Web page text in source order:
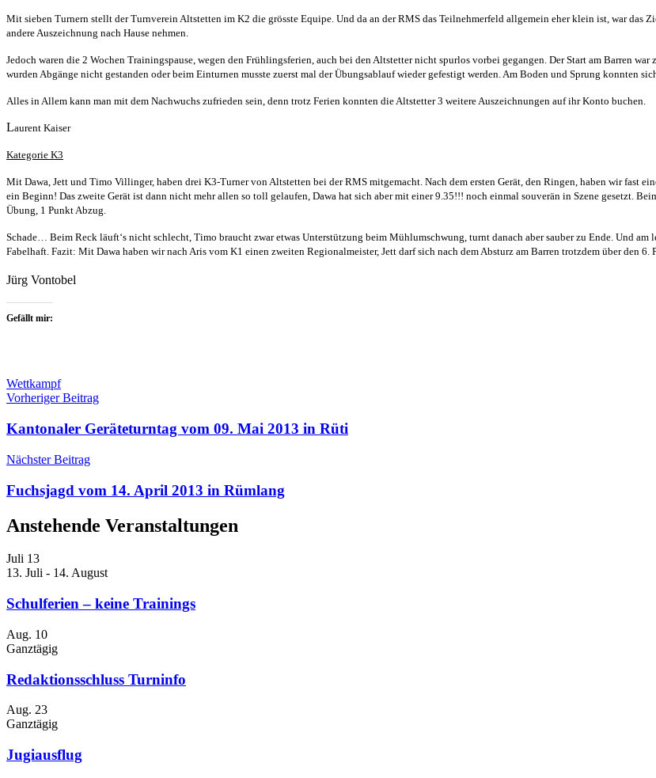
Mit sieben Turnern stellt der Turnverein Altstet­ten im K2 die grösste Equipe. Und da an der RMS das Teilnehmerfeld allgemein eher klein ist, war das
andere Auszeichnung nach Hause nehmen.
Jedoch waren die 2 Wochen Trainingspause, wegen den Frühlingsferien, auch bei den Alt­stetter nicht spurlos vorbei gegangen. Der Start am Barren war
wurden Abgänge nicht ge­standen oder beim Einturnen musste zuerst mal der Übungsablauf wieder gefestigt werden. Am Boden und Sprung konnten
Alles in Allem kann man mit dem Nachwuchs zufrieden sein, denn trotz Ferien konnten die Altstetter 3 weitere Auszeichnungen auf ihr Konto buchen.
Laurent Kaiser
Kategorie K3
Mit Dawa, Jett und Timo Villinger, haben drei K3-Turner von Altstetten bei der RMS mitgemacht. Nach dem ersten Gerät, den Ringen, haben wir fast
ein Beginn! Das zweite Gerät ist dann nicht mehr allen so toll gelaufen, Dawa hat sich aber mit einer 9.35!!! noch einmal souverän in Szene gesetzt.
Übung, 1 Punkt Abzug.
Schade… Beim Reck läuft‘s nicht schlecht, Timo braucht zwar etwas Unterstützung beim Mühl­umschwung, turnt danach aber sauber zu Ende. Und
Fabelhaft. Fazit: Mit Dawa haben wir nach Aris vom K1 einen zweiten Regional­meister, Jett darf sich nach dem Absturz am Barren trotzdem über den
Jürg Vontobel
Gefällt mir:
Wettkampf
Beitragsnavigation
Vorheriger Beitrag
Kantonaler Geräteturntag vom 09. Mai 2013 in Rüti
Nächster Beitrag
Fuchsjagd vom 14. April 2013 in Rümlang
Anstehende Veranstaltungen
Juli 13
13. Juli - 14. August
Schulferien – keine Trainings
Aug. 10
Ganztägig
Redaktionsschluss Turninfo
Aug. 23
Ganztägig
Jugiausflug